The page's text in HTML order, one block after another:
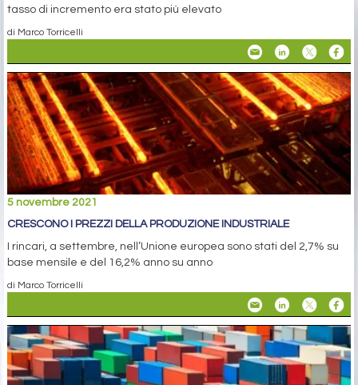
tasso di incremento era stato più elevato
di Marco Torricelli
5 novembre 2021
CRESCONO I PREZZI DELLA PRODUZIONE INDUSTRIALE
I rincari, a settembre, nell’Unione europea sono stati del 2,7% su
base mensile e del 16,2% anno su anno
di Marco Torricelli